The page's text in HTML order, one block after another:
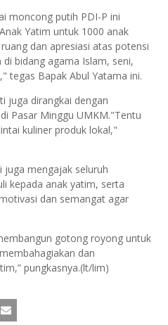
moncong putih PDI-P ini
Yatim untuk 1000 anak
dan apresiasi atas potensi
bidang agama Islam, seni,
tegas Bapak Abul Yatama ini.
juga dirangkai dengan
Pasar Minggu UMKM."Tentu
kuliner produk lokal,"
juga mengajak seluruh
kepada anak yatim, serta
dan semangat agar
gotong royong untuk
dan
pungkasnya.(lt/lim)